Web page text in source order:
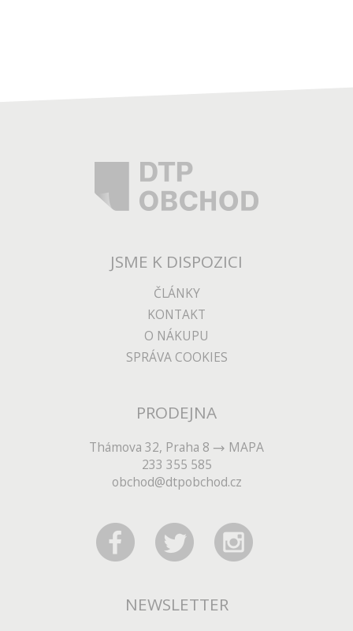
JSME K DISPOZICI
ČLÁNKY
KONTAKT
O NÁKUPU
SPRÁVA COOKIES
PRODEJNA
Thámova 32, Praha 8
MAPA
233 355 585
obchod@dtpobchod.cz
NEWSLETTER